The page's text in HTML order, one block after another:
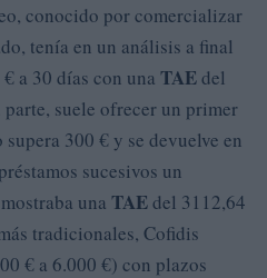
conocido por comercializar
tenía en un análisis a final
a 30 días con una TAEdel
suele ofrecer un primer
300 € y se devuelve en
sucesivos un
una TAEdel 3112,64
tradicionales, Cofidis
€ a 6.000 €) con plazos